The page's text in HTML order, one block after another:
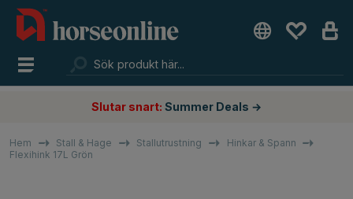
Slutar snart: Summer Deals →
Hem Stall & Hage Stallutrustning
Hinkar & Spann
Flexihink 17L Grön